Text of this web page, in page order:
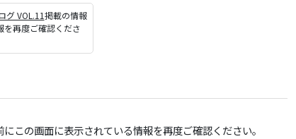
グ VOL.11掲載の情報
再度ご確認くださ
この画面に表示されている情報を再度ご確認ください。